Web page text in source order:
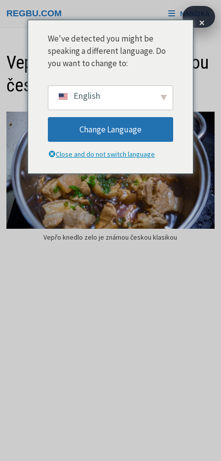
na
REGBU.COM NABÍDKA
Vepřo knedlo zelo je známou
českou klasikou
Vepřo knedlo zelo je známou českou klasikou
×
We've detected you might be
speaking a different language. Do
you want to change to:
English
Change Language
Close and do not switch language